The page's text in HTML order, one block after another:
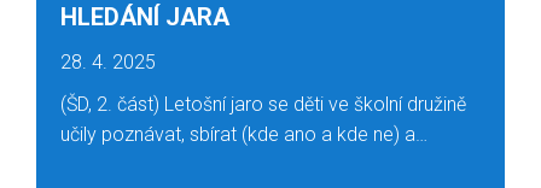
HLEDÁNÍ JARA
28. 4. 2025
(ŠD, 2. část) Letošní jaro se děti ve školní družině
učily poznávat, sbírat (kde ano a kde ne) a…